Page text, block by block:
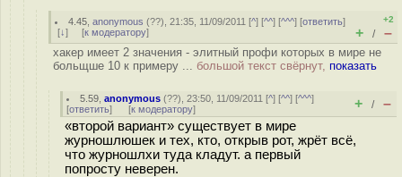
4.45 ,anonymous (??), 21:35, 11/09/2011 [^] [^^] [^^^] [ответить]
[↓] [к модератору]
+2
+ / –
хакер имеет 2 значения - элитный профи которых в мире не
больщше 10 к примеру ... большой текст свёрнут, показать
5.59 ,anonymous (??), 23:50, 11/09/2011 [^] [^^] [^^^]
[ответить] [к модератору] + / –
«второй вариант» существует в мире
журношлюшек и тех, кто, открыв рот, жрёт всё,
что журношлхи туда кладут. а первый
попросту неверен.